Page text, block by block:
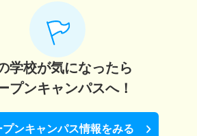
学校が気になったら
プンキャンパスへ！
プンキャンパス情報をみる